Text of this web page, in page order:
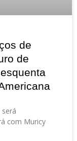
de
de
com Muricy